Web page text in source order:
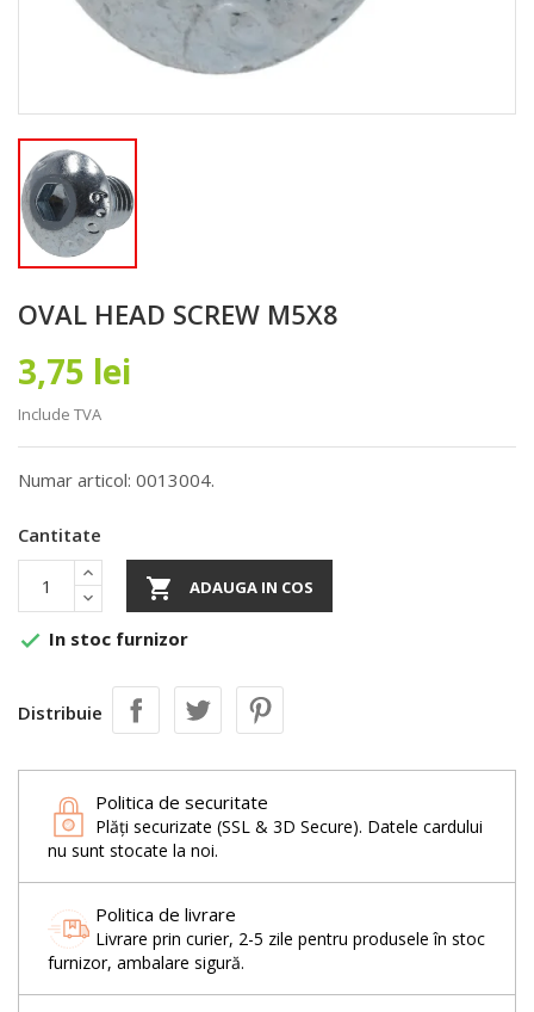
OVAL HEAD SCREW M5X8
3,75 lei
Include TVA
Numar articol: 0013004.
Cantitate
 ADAUGA IN COS
 In stoc furnizor
Distribuie
Politica de securitate
Plăți securizate (SSL & 3D Secure). Datele cardului
nu sunt stocate la noi.
Politica de livrare
Livrare prin curier, 2-5 zile pentru produsele în stoc
furnizor, ambalare sigură.